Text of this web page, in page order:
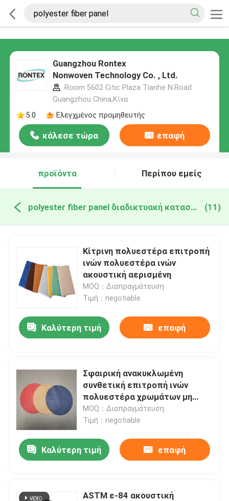
Guangzhou Rontex
Nonwoven Technology Co. , Ltd.
Room 5602 Citic Plaza Tianhe N.Road
Guangzhou China,Κίνα
5.0
Ελεγχμένος προμηθευτής
κάλεσε τώρα επαφή
προϊόντα Περίπου εμείς
polyester fiber panel διαδικτυακή κατασκευή (11)
Κίτρινη πολυεστέρα επιτροπή
ινών πολυεστέρα ινών
ακουστική αερισμένη
MOQ：Διαπραγμάτευση
Τιμή：negotiable
Καλύτερη τιμή επαφή
Σφαιρική ανακυκλωμένη
συνθετική επιτροπή ινών
πολυεστέρα χρωμάτων μη
συνεχών ινών διαθέσιμη
MOQ：Διαπραγμάτευση
Τιμή：negotiable
Καλύτερη τιμή επαφή
ASTM ε-84 ακουστική